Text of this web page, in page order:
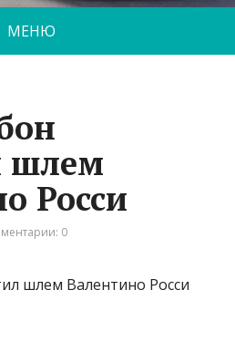
МЕНЮ
шлем
Росси
0